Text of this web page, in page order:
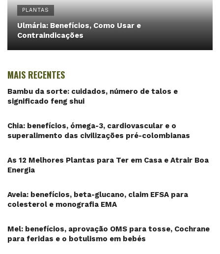
PLANTAS
Ulmária: Benefícios, Como Usar e
Contraindicações
MAIS RECENTES
Bambu da sorte: cuidados, número de talos e
significado feng shui
Chia: benefícios, ómega-3, cardiovascular e o
superalimento das civilizações pré-colombianas
As 12 Melhores Plantas para Ter em Casa e Atrair Boa
Energia
Aveia: benefícios, beta-glucano, claim EFSA para
colesterol e monografia EMA
Mel: benefícios, aprovação OMS para tosse, Cochrane
para feridas e o botulismo em bebés